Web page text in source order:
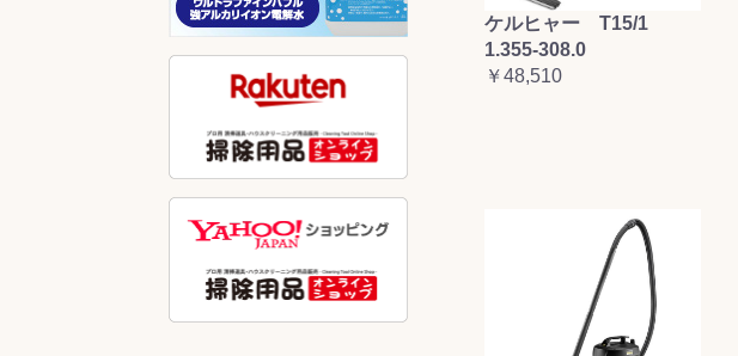
ケルヒャー T15/1
1.355-308.0
￥48,510